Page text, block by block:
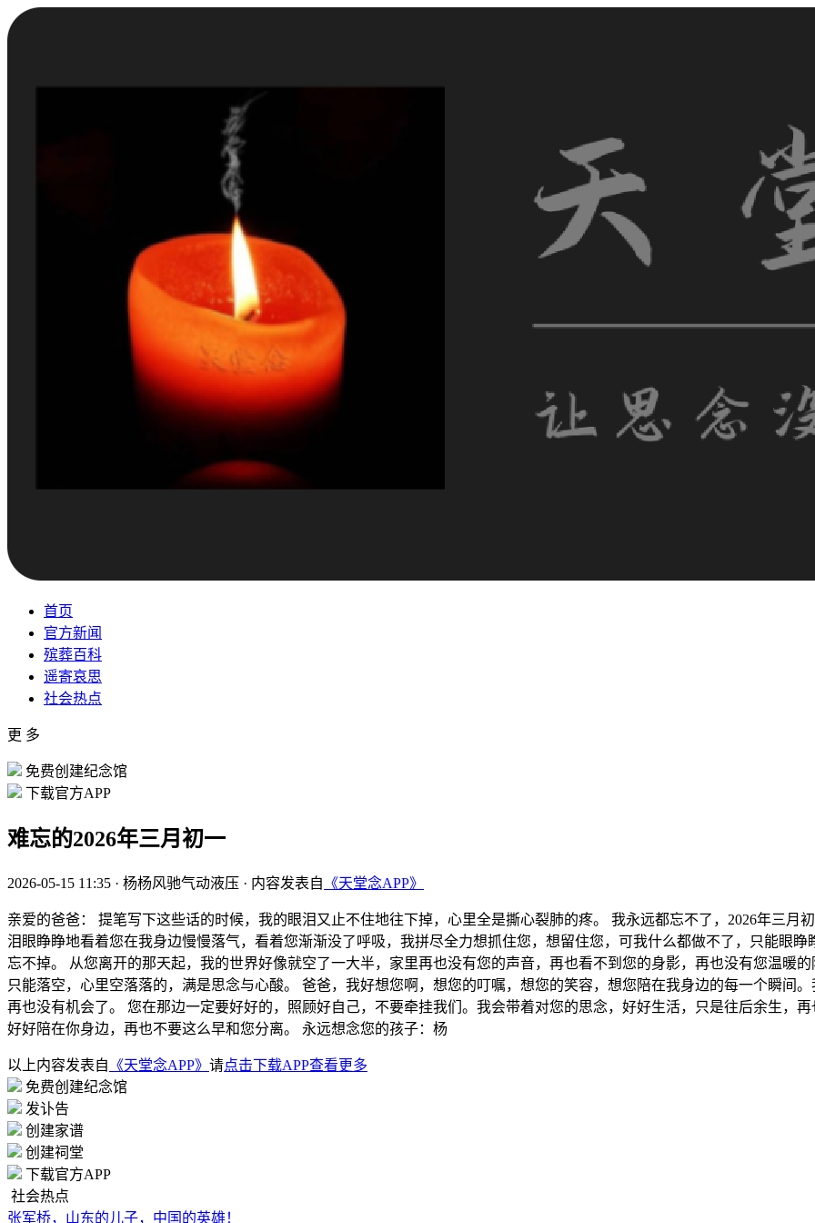
首页
官方新闻
殡葬百科
遥寄哀思
社会热点
更 多
免费创建纪念馆
下载官方APP
难忘的2026年三月初一
2026-05-15 11:35 · 杨杨风驰气动液压 · 内容发表自 《天堂念APP》
亲爱的爸爸： 提笔写下这些话的时候，我的眼泪又止不住地往下掉，心里全是撕心裂肺的疼。 我永远都忘不了，2026年三月
泪眼睁睁地看着您在我身边慢慢落气，看着您渐渐没了呼吸，我拼尽全力想抓住您，想留住您，可我什么都做不了，只能眼
忘不掉。 从您离开的那天起，我的世界好像就空了一大半，家里再也没有您的声音，再也看不到您的身影，再也没有您温暖
只能落空，心里空落落的，满是思念与心酸。 爸爸，我好想您啊，想您的叮嘱，想您的笑容，想您陪在我身边的每一个瞬间
再也没有机会了。 您在那边一定要好好的，照顾好自己，不要牵挂我们。我会带着对您的思念，好好生活，只是往后余生，
好好陪在你身边，再也不要这么早和您分离。 永远想念您的孩子：杨
以上内容发表自 《天堂念APP》 请点击下载APP查看更多
免费创建纪念馆
发讣告
创建家谱
创建祠堂
下载官方APP
社会热点
张军桥，山东的儿子，中国的英雄！